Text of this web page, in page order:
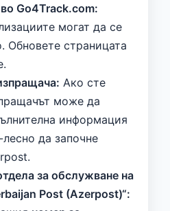
Go4Track.com:
могат да се
Обновете страницата
Ако сте
може да
информация
да започне
за обслужване на
Post (Azerpost)“: